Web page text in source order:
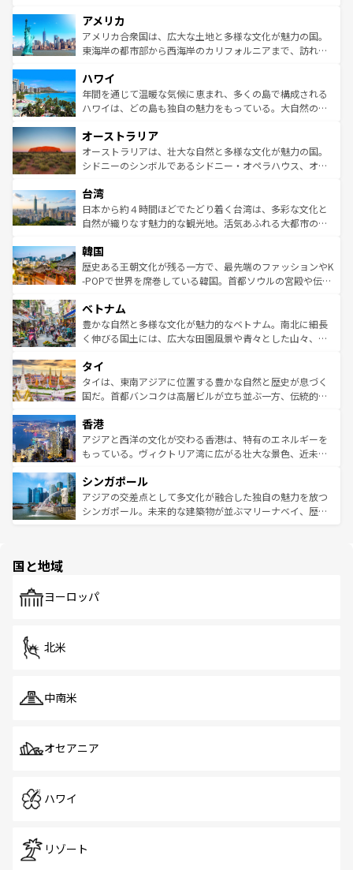
ンツ一覧を参照してほしい。
の建物がそのまま残る町や、スイスならではのユニークな
博物館もあり、アルプス観光だけでなく町歩きも満喫する
ことができる。国民の所得が高いため物価も高いが、旅行
ば市内交通費無料で観光を楽しむこともできる。 なお、新
着のスイス情報はコンテンツ一覧 を参照してほしい。
アメリカ
アメリカ合衆国は、広大な土地と多様な文化が魅力の国。
東海岸の都市部から西海岸のカリフォルニアまで、訪れる
のような巨大都市は、観光、ショッピング、エンターテイ
ンメントが詰まった刺激的なスポットだ。一方、アメリカ
西部には大自然が広がり、グランドキャニオンやイエロー
部のニューオーリンズでは、音楽と美食が融合した独特の
文化が魅力。旅行者はアメリカの各地域で異なる魅力を楽
しみながら、その多様性と豊かな歴史を感じることができ
ならではの贅沢な旅のスタイルだ。 なお、新着のアメリカ
情報はコンテンツ一覧を参照してほしい。
ハワイ
年間を通じて温暖な気候に恵まれ、多くの島で構成される
ハワイは、どの島も独自の魅力をもっている。大自然の神
ワイ島は見逃せない。また、定番の観光地といえばオアフ
島だが、静かな自然を求めるならマウイ島やカウアイ島が
おすすめ。エメラルドグリーンに輝く海をはじめ、豊かな
れるおもてなしの心で訪れる人々を迎えてくれるハワイの
人々、おいしいローカルフードやハワイアンミュージッ
ク、伝統的なフラダンスなど、すべてがハワイの魅力を彩
ワイを、存分に味わってほしい。 なお、新着のハワイ情報
はコンテンツ一覧を参照してほしい。
オーストラリア
オーストラリアは、壮大な自然と多様な文化が魅力の国。
シドニーのシンボルであるシドニー・オペラハウス、オー
リアリーフや大陸中央部にそびえるウルル（エアーズロッ
ク）、タスマニアの美しい原生林やケアンズの熱帯雨林な
ど、見どころがたくさん。また、カフェやワイン、オージ
いる。アクティビティも充実しており、サーフィンやダイ
ビング、ハイキングなど、アウトドア好きにはたまらな
い。オーストラリアの多彩な魅力を存分に味わいつくそ
参照してほしい。
台湾
日本から約４時間ほどでたどり着く台湾は、多彩な文化と
自然が織りなす魅力的な観光地。活気あふれる大都市の台
ン）、静ひつな山岳地帯である台湾東部など、都市の喧騒
と山間の静けさが共存しており、訪れる人に新しい発見と
驚きをもたらしてくれる。また、奥深い台湾の食文化も魅
容にもいいと評判のスイーツなど、バラエティ豊かな料理
が味わえる。 なお、新着の台湾情報は コンテンツ一覧を参
照してほしい。
韓国
歴史ある王朝文化が残る一方で、最先端のファッションやK
-POPで世界を席巻している韓国。首都ソウルの宮殿や伝統
き、地方に足を延ばせば四季折々の自然美を楽しむことが
できる。そして、キムチや焼肉、絶品のストリートフード
まで、さまざまな韓国料理が待っている。夜には、韓国な
リティに包まれながら、韓国の多彩な魅力を心ゆくまで味
わってみてほしい。 なお、新着の韓国情報はコンテンツ一
覧を参照してほしい。
ベトナム
豊かな自然と多様な文化が魅力的なベトナム。南北に細長
く伸びる国土には、広大な田園風景や青々とした山々、世
急速な発展と共に伝統が息づく。ハノイの古い町並みやホ
ーチミン市のフランス統治時代の建物も、独特の雰囲気を
醸し出している。また、バラエティの豊かさとおいしさで
とつ。フォーやバインミー、ベトナムコーヒーなどは、ぜ
ひ現地で味わいたい。どの地域を訪れてもあたたかい人々
が旅行者を迎えてくれるので、きっと忘れられない旅にな
参照してほしい。
タイ
タイは、東南アジアに位置する豊かな自然と歴史が息づく
国だ。首都バンコクは高層ビルが立ち並ぶ一方、伝統的な
の活気が交差している。北部ではチェンマイなどの山岳地
帯で自然と触れ合い、南部ではプーケットやクラビの美し
いビーチでリゾート気分を楽しむことができる。タイ料理
激する。気候は一年中温暖で、どの季節にも異なる楽しみ
が待っている。親しみやすいタイの人々、仏教を中心とし
た文化、そして多様な観光資源が、訪れる旅人を魅了し続
香港
アジアと西洋の文化が交わる香港は、特有のエネルギーを
もっている。ヴィクトリア湾に広がる壮大な景色、近未来
み、どこを訪れても感動するはず。観光スポットが密集し
ており、効率よく見どころを回れるのも魅力。息をのむよ
うな絶景から文化的な体験まで、香港を存分に楽しみ尽く
シンガポール
アジアの交差点として多文化が融合した独自の魅力を放つ
シンガポール。未来的な建築物が並ぶマリーナベイ、歴史
で、ホーカーズは地元の風情を楽しめる外せないスポット
国と地域
ヨーロッパ
北米
中南米
オセアニア
ハワイ
リゾート